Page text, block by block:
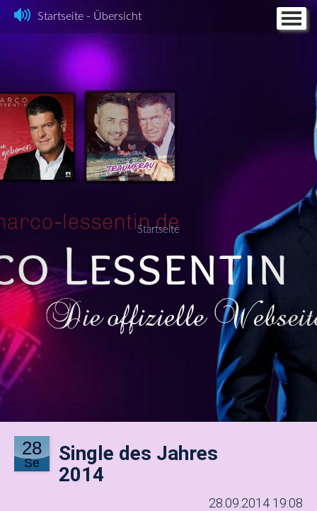
Startseite - Übersicht
Startseite
28
Se
Single des Jahres
2014
28.09.2014 19:08
Home
Feuerengel
Discographie
Videos
Termine
Kontakt + CD Bestellung
Impressum